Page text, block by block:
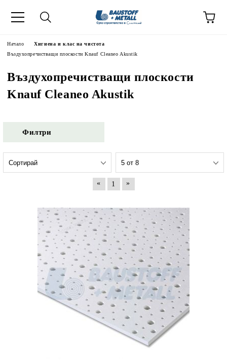
Начало
Хигиена и клас на чистота
Въздухопречистващи плоскости Knauf Cleaneo Akustik
Въздухопречистващи плоскости
Knauf Cleaneo Akustik
Филтри
« 1 »